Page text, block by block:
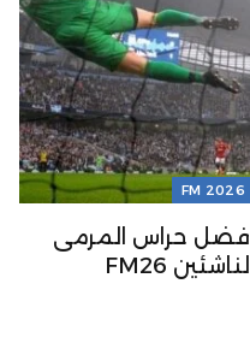
FM 2026
افضل حراس المرمى
الناشئين FM26